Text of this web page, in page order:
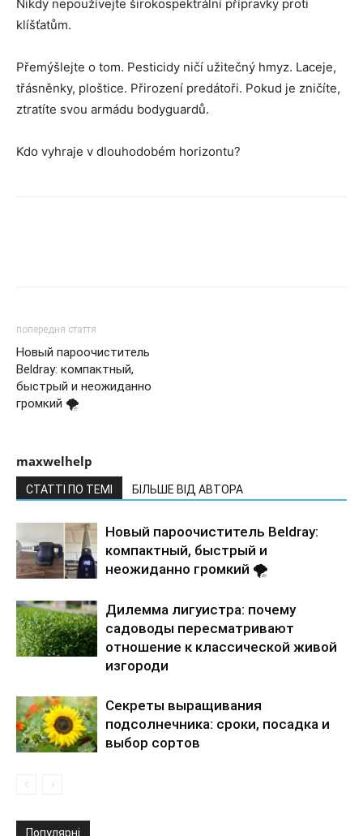
Nikdy nepoužívejte širokospektrální přípravky proti
klíšťatům.
Přemýšlejte o tom. Pesticidy ničí užitečný hmyz. Laceje,
třásněnky, ploštice. Přirození predátoři. Pokud je zničíte,
ztratíte svou armádu bodyguardů.
Kdo vyhraje v dlouhodobém horizontu?
попередня стаття
Новый пароочиститель
Beldray: компактный,
быстрый и неожиданно
громкий 🌪️
maxwelhelp
СТАТТІ ПО ТЕМІ БІЛЬШЕ ВІД АВТОРА
Новый пароочиститель Beldray:
компактный, быстрый и
неожиданно громкий 🌪️
Дилемма лигуистра: почему
садоводы пересматривают
отношение к классической живой
изгороди
Секреты выращивания
подсолнечника: сроки, посадка и
выбор сортов
Популярні